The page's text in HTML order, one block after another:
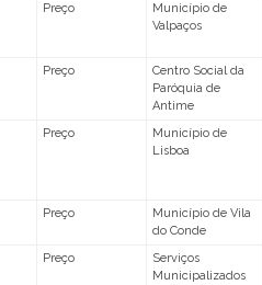
Preço
Município de
Valpaços
Preço
Centro Social da
Paróquia de
Antime
Preço
Município de
Lisboa
Preço
Município de Vila
do Conde
Preço
Serviços
Municipalizados